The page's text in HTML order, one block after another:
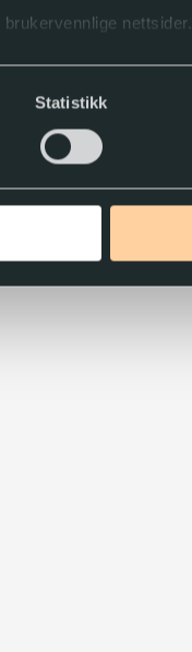
nettsider.
Statistikk